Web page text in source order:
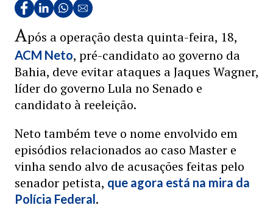
Após a operação desta quinta-feira, 18,
ACM Neto, pré-candidato ao governo da
Bahia, deve evitar ataques a Jaques Wagner,
líder do governo Lula no Senado e
candidato à reeleição.
Neto também teve o nome envolvido em
episódios relacionados ao caso Master e
vinha sendo alvo de acusações feitas pelo
senador petista, que agora está na mira da
Polícia Federal.